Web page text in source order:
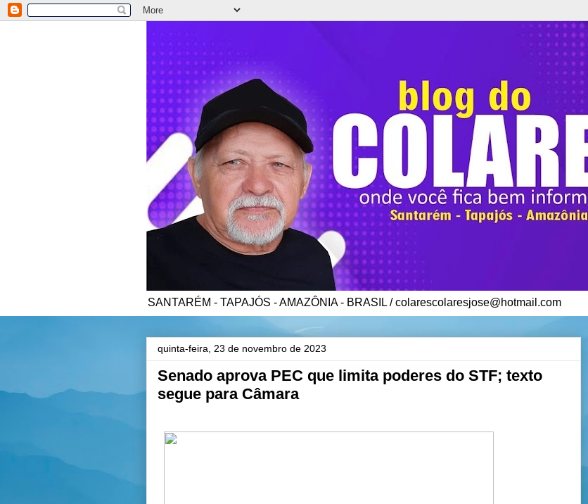
SANTARÉM - TAPAJÓS - AMAZÔNIA - BRASIL / colarescolaresjose@hotmail.com
quinta-feira, 23 de novembro de 2023
Senado aprova PEC que limita poderes do STF; texto
segue para Câmara